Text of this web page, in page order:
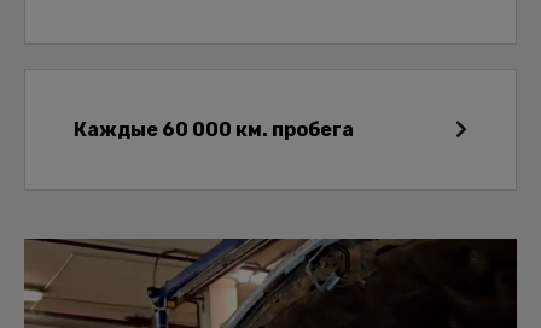
Каждые 60 000 км. пробега